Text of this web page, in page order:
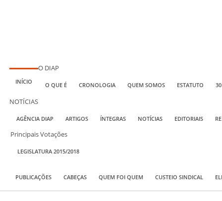
INÍCIO
O DIAP
O QUE É CRONOLOGIA QUEM SOMOS ESTATUTO
NOTÍCIAS
AGÊNCIA DIAP ARTIGOS ÍNTEGRAS NOTÍCIAS EDITORIAIS
Principais Votações
LEGISLATURA 2015/2018
PUBLICAÇÕES CABEÇAS QUEM FOI QUEM CUSTEIO SINDICAL